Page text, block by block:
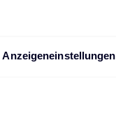
Anzeigeneinstellungen